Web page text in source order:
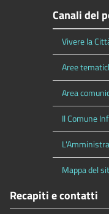
Canali del
Vivere la
Aree
Area
Il Comune
Mappa del
Recapiti e contatti